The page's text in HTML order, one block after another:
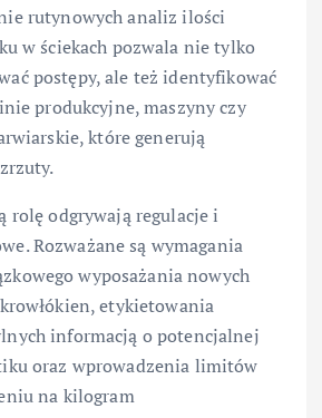
rutynowych analiz ilości
w ściekach pozwala nie tylko
postępy, ale też identyfikować
produkcyjne, maszyny czy
które generują
rolę odgrywają regulacje i
Rozważane są wymagania
wyposażania nowych
etykietowania
informacją o potencjalnej
oraz wprowadzenia limitów
na kilogram